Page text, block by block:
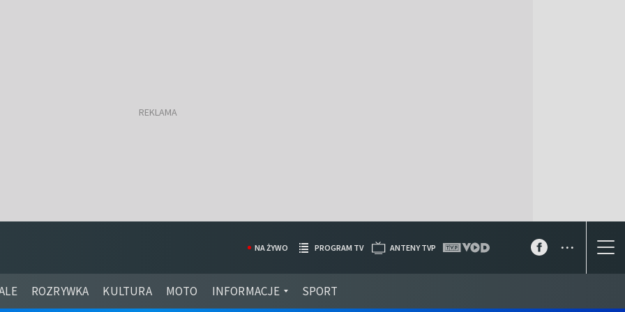
ROZRYWKA KULTURA MOTO INFORMACJE SPORT
NA ŻYWO PROGRAM TV ANTENY TVP ...